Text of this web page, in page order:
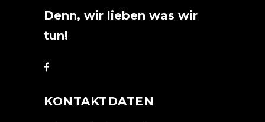
Denn, wir lieben was wir
tun!
KONTAKTDATEN